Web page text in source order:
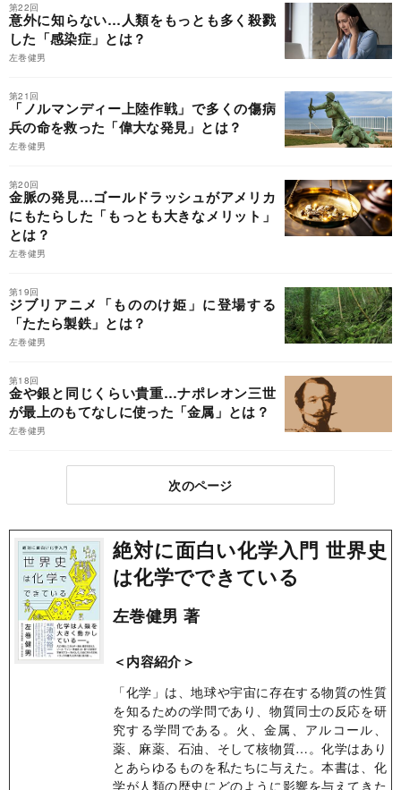
第22回
意外に知らない…人類をもっとも多く殺戮
した「感染症」とは？
左巻健男
第21回
「ノルマンディー上陸作戦」で多くの傷病
兵の命を救った「偉大な発見」とは？
左巻健男
第20回
金脈の発見…ゴールドラッシュがアメリカ
にもたらした「もっとも大きなメリット」
とは？
左巻健男
第19回
ジブリアニメ「もののけ姫」に登場する
「たたら製鉄」とは？
左巻健男
第18回
金や銀と同じくらい貴重…ナポレオン三世
が最上のもてなしに使った「金属」とは？
左巻健男
次のページ
絶対に面白い化学入門 世界史
は化学でできている
左巻健男 著
＜内容紹介＞
「化学」は、地球や宇宙に存在する物質の性質
を知るための学問であり、物質同士の反応を研
究する学問である。火、金属、アルコール、
薬、麻薬、石油、そして核物質…。化学はあり
とあらゆるものを私たちに与えた。本書は、化
学が人類の歴史にどのように影響を与えてきた